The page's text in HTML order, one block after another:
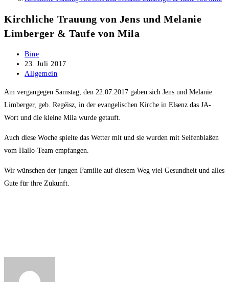
Kirchliche Trauung von Jens und Melanie
Limberger & Taufe von Mila
Beitrags-
Autor:
Bine
Beitrag
veröffentlicht:
23. Juli 2017
Beitrags-
Allgemein
Am vergangegen Samstag, den 22.07.2017 gaben sich Jens und Melanie
Limberger, geb. Regéisz, in der evangelischen Kirche in Elsenz das JA-
Wort und die kleine Mila wurde getauft.
Auch diese Woche spielte das Wetter mit und sie wurden mit Seifenblaßen
vom Hallo-Team empfangen.
Wir wünschen der jungen Familie auf diesem Weg viel Gesundheit und alles
Gute für ihre Zukunft.